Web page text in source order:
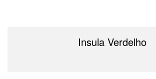
Insula Verdelho